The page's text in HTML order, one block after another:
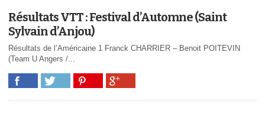
Résultats VTT : Festival d’Automne (Saint
Sylvain d’Anjou)
Résultats de l’Américaine 1 Franck CHARRIER – Benoit POITEVIN
(Team U Angers /...